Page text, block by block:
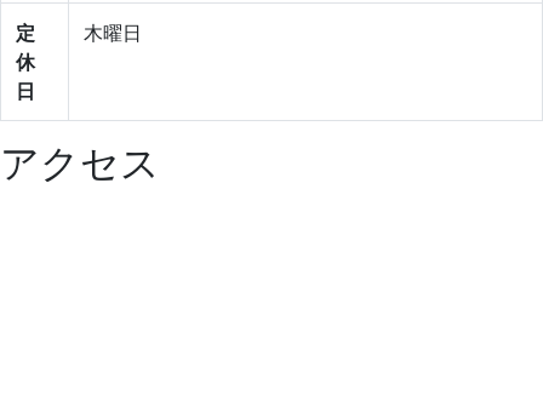
定
休
日
木曜日
アクセス